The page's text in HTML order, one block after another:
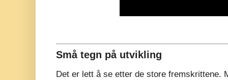
Små tegn på utvikling
Det er lett å se etter de store fremskrittene.